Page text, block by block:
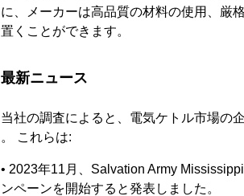
に、メーカーは高品質の材料の使用、厳
置くことができます。
最新ニュース
当社の調査によると、電気ケトル市場の
。 これらは:
• 2023年11月、Salvation Army
ンペーンを開始すると発表しました。